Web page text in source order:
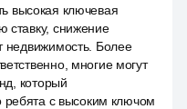
высокая ключевая
ставку, снижение
недвижимость. Более
многие могут
который
ребята с высоким ключом